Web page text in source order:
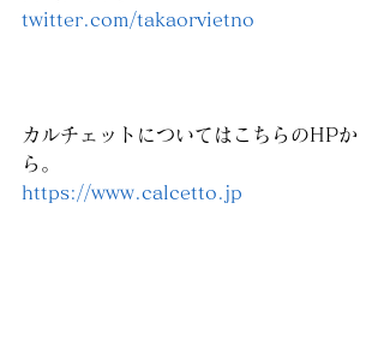
twitter.com/takaorvietno
カルチェットについてはこちらのHPか
ら。
https://www.calcetto.jp